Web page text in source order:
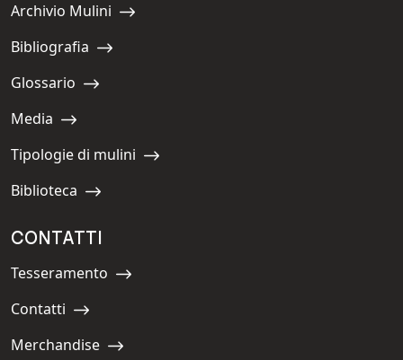
Navigate to:
Archivio Mulini
Navigate to:
Bibliografia
Navigate to:
Glossario
Navigate to:
Media
Navigate to:
Tipologie di mulini
Navigate to:
Biblioteca
CONTATTI
Navigate to:
Tesseramento
Navigate to:
Contatti
Navigate to:
Merchandise